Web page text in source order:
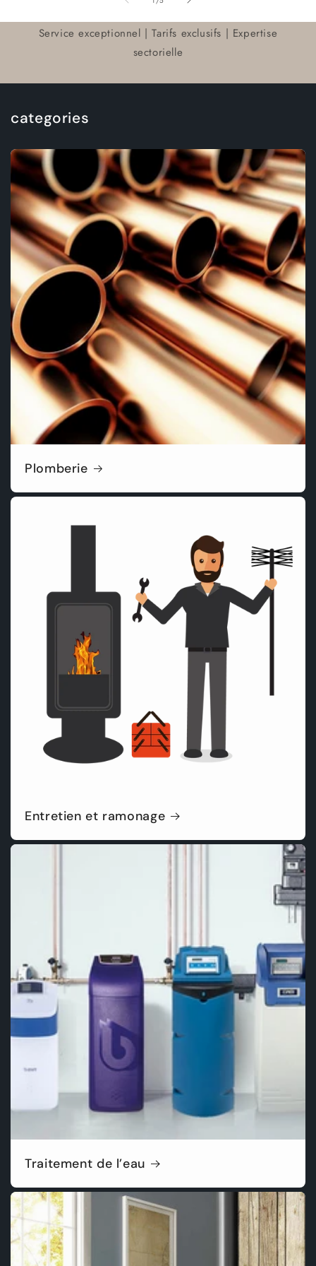
Service exceptionnel | Tarifs exclusifs | Expertise
sectorielle
categories
Plomberie
Entretien et ramonage
Traitement de l’eau